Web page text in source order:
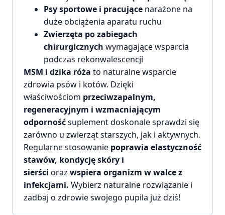
Psy sportowe i pracujące narażone na
duże obciążenia aparatu ruchu
Zwierzęta po zabiegach
chirurgicznych wymagające wsparcia
podczas rekonwalescencji
MSM i dzika róża to naturalne wsparcie
zdrowia psów i kotów. Dzięki
właściwościom przeciwzapalnym,
regeneracyjnym i wzmacniającym
odpornośćsuplement doskonale sprawdzi się
zarówno u zwierząt starszych, jak i aktywnych.
Regularne stosowanie poprawia elastyczność
stawów, kondycję skóry i
sierści oraz wspiera organizm w walce z
infekcjami. Wybierz naturalne rozwiązanie i
zadbaj o zdrowie swojego pupila już dziś!